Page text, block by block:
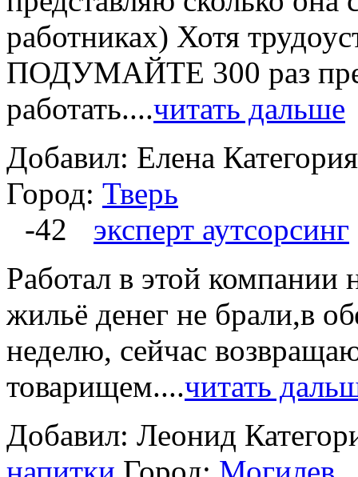
работниках) Хотя
ПОДУМАЙТЕ 300 раз
работать....читать дальше
Добавил: Елена
Город: Тверь
-42
эксперт аутсорсинг
Работал в этой компании
жильё денег не брали,в
неделю, сейчас
товарищем....читать
Добавил: Леонид